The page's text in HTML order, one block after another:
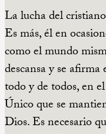
La lucha del
Es más, él en
como el mundo
descansa y se
todo y de todos, en
Único que se
Dios.Es necesario